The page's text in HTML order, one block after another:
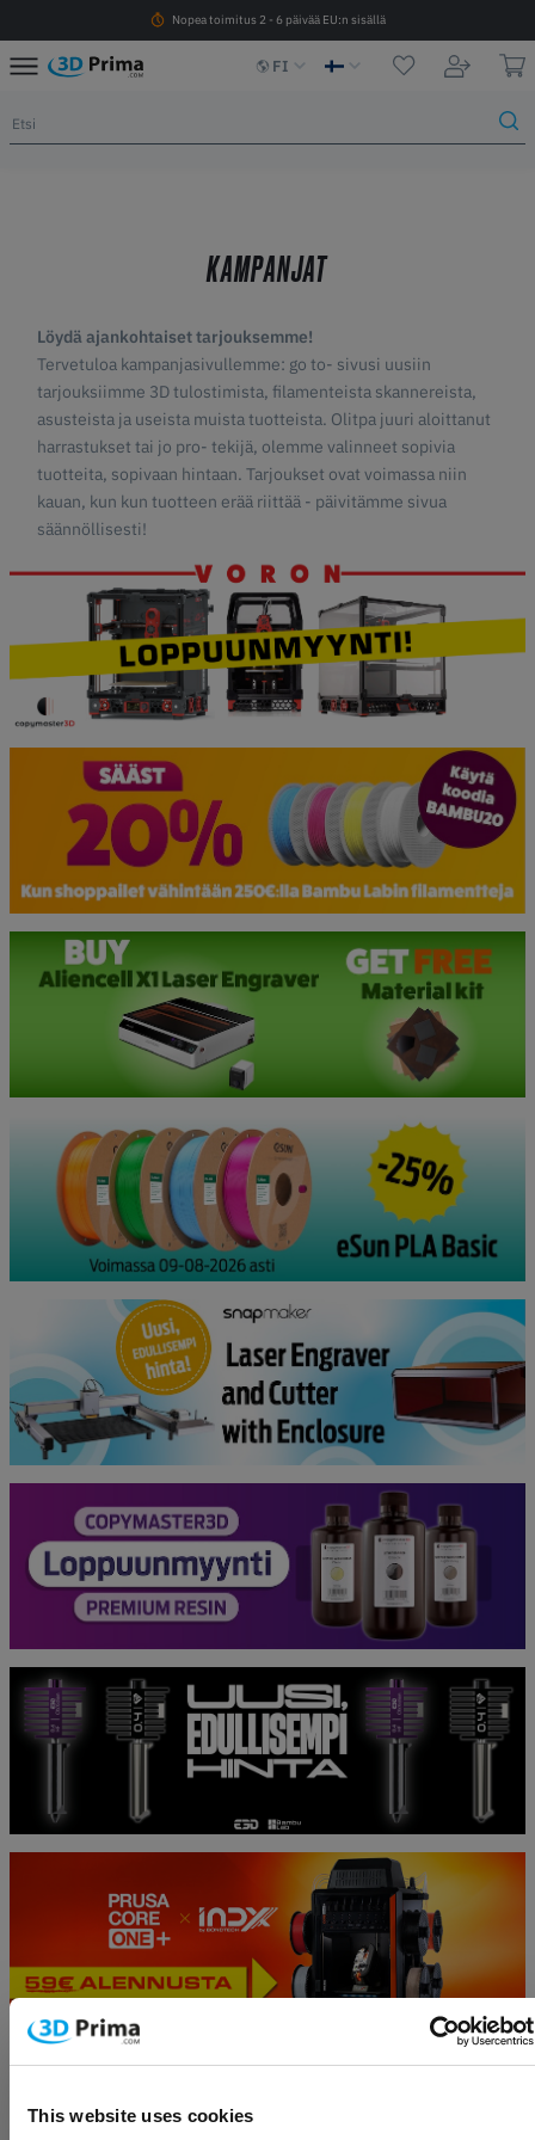
This website uses cookies
Nopea toimitus 2 - 6 päivää EU:n sisällä
FI
KAMPANJAT
Löydä ajankohtaiset tarjouksemme!
Tervetuloa kampanjasivullemme: go to- sivusi uusiin
tarjouksiimme 3D tulostimista, filamenteista skannereista,
asusteista ja useista muista tuotteista. Olitpa juuri aloittanut
harrastukset tai jo pro- tekijä, olemme valinneet sopivia
tuotteita, sopivaan hintaan. Tarjoukset ovat voimassa niin
kauan, kun kun tuotteen erää riittää - päivitämme sivua
säännöllisesti!